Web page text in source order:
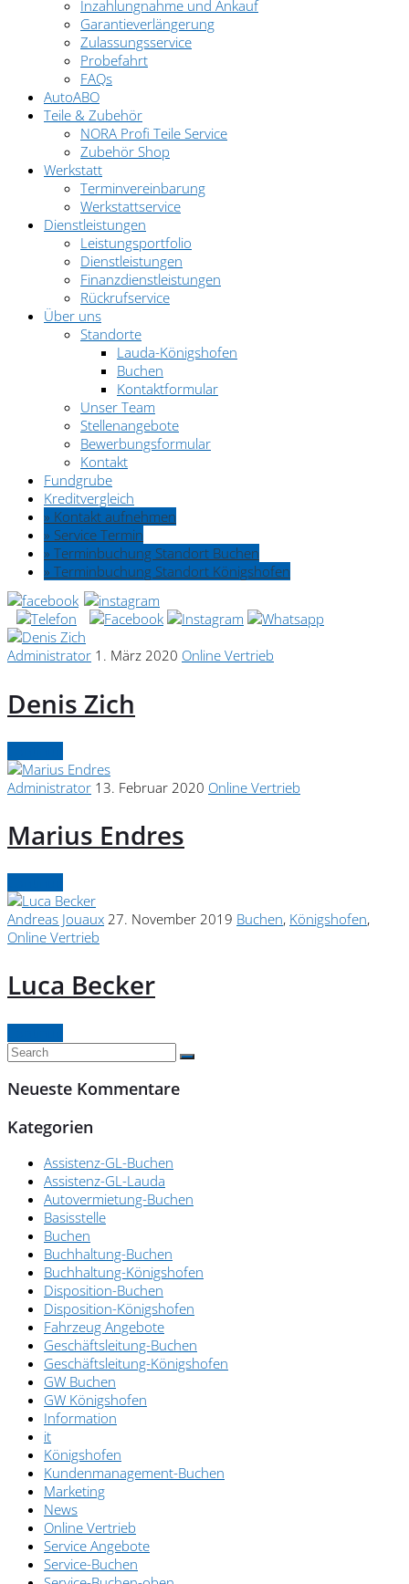
Inzahlungnahme und Ankauf
Garantieverlängerung
Zulassungsservice
Probefahrt
FAQs
AutoABO
Teile & Zubehör
NORA Profi Teile Service
Zubehör Shop
Werkstatt
Terminvereinbarung
Werkstattservice
Dienstleistungen
Leistungsportfolio
Dienstleistungen
Finanzdienstleistungen
Rückrufservice
Über uns
Standorte
Lauda-Königshofen
Buchen
Kontaktformular
Unser Team
Stellenangebote
Bewerbungsformular
Kontakt
Fundgrube
Kreditvergleich
» Kontakt aufnehmen
» Service Termin
» Terminbuchung Standort Buchen
» Terminbuchung Standort Königshofen
Administrator 1. März 2020 Online Vertrieb
Denis Zich
Administrator 13. Februar 2020 Online Vertrieb
Marius Endres
Andreas Jouaux 27. November 2019 Buchen, Königshofen,
Online Vertrieb
Luca Becker
Neueste Kommentare
Kategorien
Assistenz-GL-Buchen
Assistenz-GL-Lauda
Autovermietung-Buchen
Basisstelle
Buchen
Buchhaltung-Buchen
Buchhaltung-Königshofen
Disposition-Buchen
Disposition-Königshofen
Fahrzeug Angebote
Geschäftsleitung-Buchen
Geschäftsleitung-Königshofen
GW Buchen
GW Königshofen
Information
it
Königshofen
Kundenmanagement-Buchen
Marketing
News
Online Vertrieb
Service Angebote
Service-Buchen